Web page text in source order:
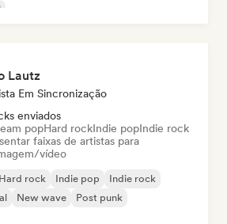
Lautz
Em Sincronização
enviados
popHard rockIndie popIndie rock
faixas de artistas para
vídeo
Hard rock Indie pop
Indie rock
New wave
Post punk